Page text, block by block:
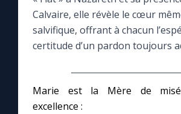
Le compte Tiktok
Le site internet
Calvaire, elle révèle le cœur
salvifique, offrant à chacun
certitude d’un pardon toujours
Marie est la Mère de
excellence :